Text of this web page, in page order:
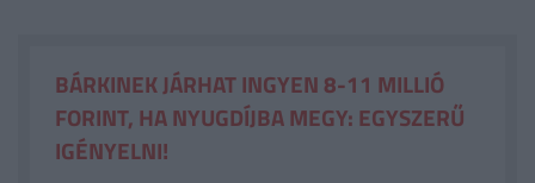
BÁRKINEK JÁRHAT INGYEN 8-11 MILLIÓ
FORINT, HA NYUGDÍJBA MEGY: EGYSZERŰ
IGÉNYELNI!